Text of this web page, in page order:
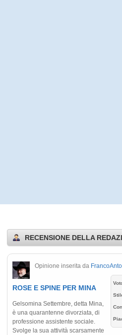
RECENSIONE DELLA
Opinione inserita da
ROSE E SPINE PER MINA
Gelsomina Settembre, detta Mina,
è una quarantenne divorziata, di
professione assistente sociale.
Svolge la sua attività scarsamente